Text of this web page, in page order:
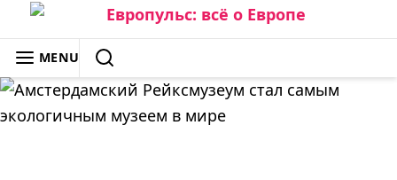
Skip
to
content
ЕВРОПУЛЬС: ВСЁ О ЕВРОПЕ
MENU
SEARCH